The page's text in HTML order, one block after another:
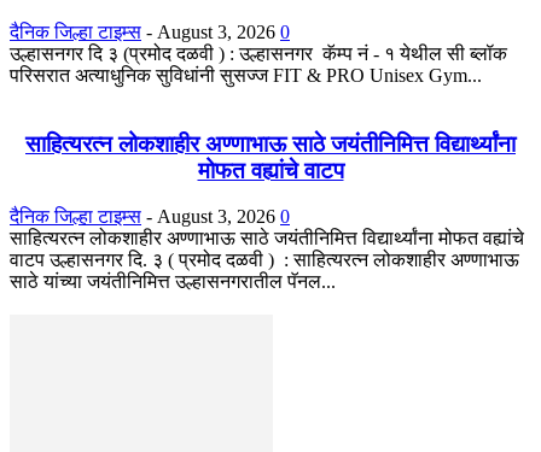
दैनिक जिल्हा टाइम्स - August 3, 2026 0
उल्हासनगर दि ३ (प्रमोद दळवी ) : उल्हासनगर कॅम्प नं - १ येथील सी ब्लॉक
परिसरात अत्याधुनिक सुविधांनी सुसज्ज FIT & PRO Unisex Gym...
साहित्यरत्न लोकशाहीर अण्णाभाऊ साठे जयंतीनिमित्त विद्यार्थ्यांना
मोफत वह्यांचे वाटप
दैनिक जिल्हा टाइम्स - August 3, 2026 0
साहित्यरत्न लोकशाहीर अण्णाभाऊ साठे जयंतीनिमित्त विद्यार्थ्यांना मोफत वह्यांचे
वाटप उल्हासनगर दि. ३ ( प्रमोद दळवी ) : साहित्यरत्न लोकशाहीर अण्णाभाऊ
साठे यांच्या जयंतीनिमित्त उल्हासनगरातील पॅनल...